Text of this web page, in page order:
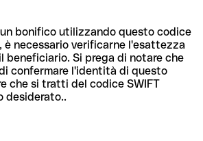
bonifico utilizzando questo codice
è necessario verificarne l'esattezza
beneficiario. Si prega di notare che
confermare l'identità di questo
che si tratti del codice SWIFT
desiderato..